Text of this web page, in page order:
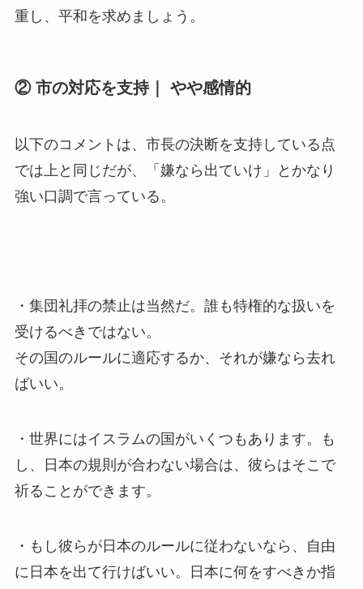
重し、平和を求めましょう。
② 市の対応を支持｜ やや感情的
以下のコメントは、市長の決断を支持している点
では上と同じだが、「嫌なら出ていけ」とかなり
強い口調で言っている。
・集団礼拝の禁止は当然だ。誰も特権的な扱いを
受けるべきではない。
その国のルールに適応するか、それが嫌なら去れ
ばいい。
・世界にはイスラムの国がいくつもあります。も
し、日本の規則が合わない場合は、彼らはそこで
祈ることができます。
・もし彼らが日本のルールに従わないなら、自由
に日本を出て行けばいい。日本に何をすべきか指